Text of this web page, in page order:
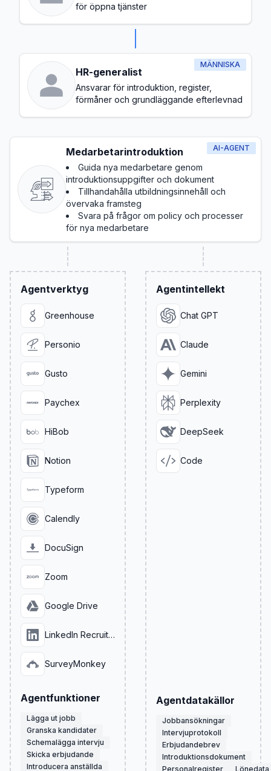
för öppna tjänster
MÄNNISKA
HR-generalist
Ansvarar för introduktion, register,
förmåner och grundläggande efterlevnad
AI-AGENT
Medarbetarintroduktion
Guida nya medarbetare genom
introduktionsuppgifter och dokument
Tillhandahålla utbildningsinnehåll och
övervaka framsteg
Svara på frågor om policy och processer
för nya medarbetare
Agentverktyg
Greenhouse
Personio
Gusto
Paychex
HiBob
Notion
Typeform
Calendly
DocuSign
Zoom
Google Drive
LinkedIn Recruiter
SurveyMonkey
Agentfunktioner
Lägga ut jobb
Granska kandidater
Schemalägga intervju
Skicka erbjudande
Introducera anställda
Agentintellekt
Chat GPT
Claude
Gemini
Perplexity
DeepSeek
Code
Agentdatakällor
Jobbansökningar
Intervjuprotokoll
Erbjudandebrev
Introduktionsdokument
Personalregister
Lönedata